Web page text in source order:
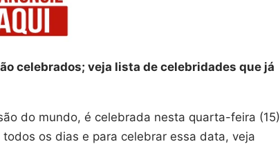
celebrados; veja lista de celebridades que já
do mundo, é celebrada nesta quarta-feira (15)
os dias e para celebrar essa data, veja